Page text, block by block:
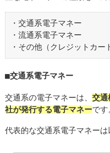
・交通系電子マネー
・流通系電子マネー
・その他（クレジットカー
交通系電子マネー
交通系の電子マネーは、 交通
社が発行する電子マネーです
代表的な交通系電子マネーは